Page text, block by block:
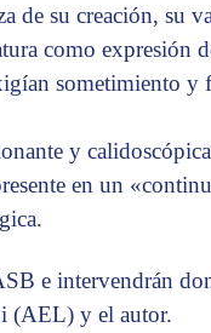
su creación, su
como expresión
sometimiento y
y
en un
e intervendrán
(AEL) y el autor.